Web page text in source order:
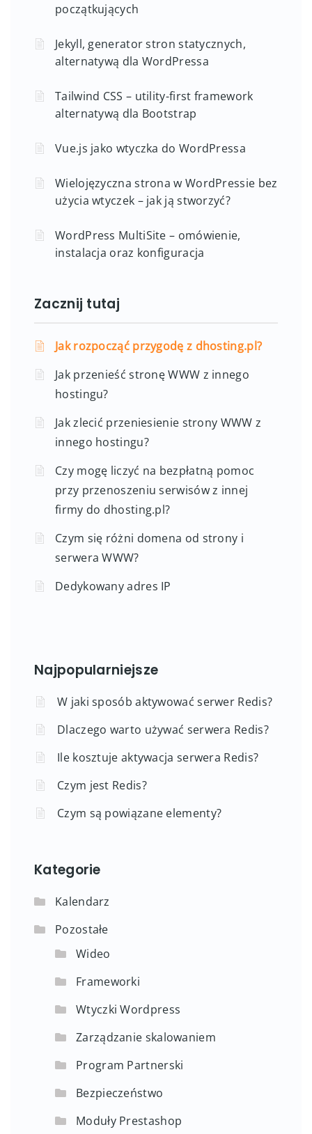
początkujących
Jekyll, generator stron statycznych,
alternatywą dla WordPressa
Tailwind CSS – utility-first framework
alternatywą dla Bootstrap
Vue.js jako wtyczka do WordPressa
Wielojęzyczna strona w WordPressie bez
użycia wtyczek – jak ją stworzyć?
WordPress MultiSite – omówienie,
instalacja oraz konfiguracja
Zacznij tutaj
Jak rozpocząć przygodę z dhosting.pl?
Jak przenieść stronę WWW z innego
hostingu?
Jak zlecić przeniesienie strony WWW z
innego hostingu?
Czy mogę liczyć na bezpłatną pomoc
przy przenoszeniu serwisów z innej
firmy do dhosting.pl?
Czym się różni domena od strony i
serwera WWW?
Dedykowany adres IP
Najpopularniejsze
W jaki sposób aktywować serwer Redis?
Dlaczego warto używać serwera Redis?
Ile kosztuje aktywacja serwera Redis?
Czym jest Redis?
Czym są powiązane elementy?
Kategorie
Kalendarz
Pozostałe
Wideo
Frameworki
Wtyczki Wordpress
Zarządzanie skalowaniem
Program Partnerski
Bezpieczeństwo
Moduły Prestashop